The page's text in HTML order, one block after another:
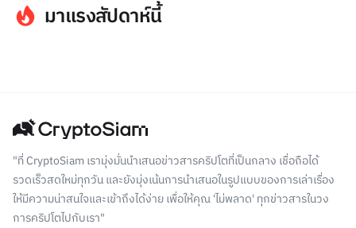
มาแรงสัปดาห์นี้
"ที่ CryptoSiam เรามุ่งมั่นนำเสนอข่าวสารคริปโตที่เป็นกลาง เชื่อถือได้
รวดเร็วสดใหม่ทุกวัน และยังมุ่งเน้นการนำเสนอในรูปแบบของการเล่าเรื่อง
ให้มีความน่าสนใจและเข้าถึงได้ง่าย เพื่อให้คุณ 'ไม่พลาด' ทุกข่าวสารในวง
การคริปโตไปกับเรา"